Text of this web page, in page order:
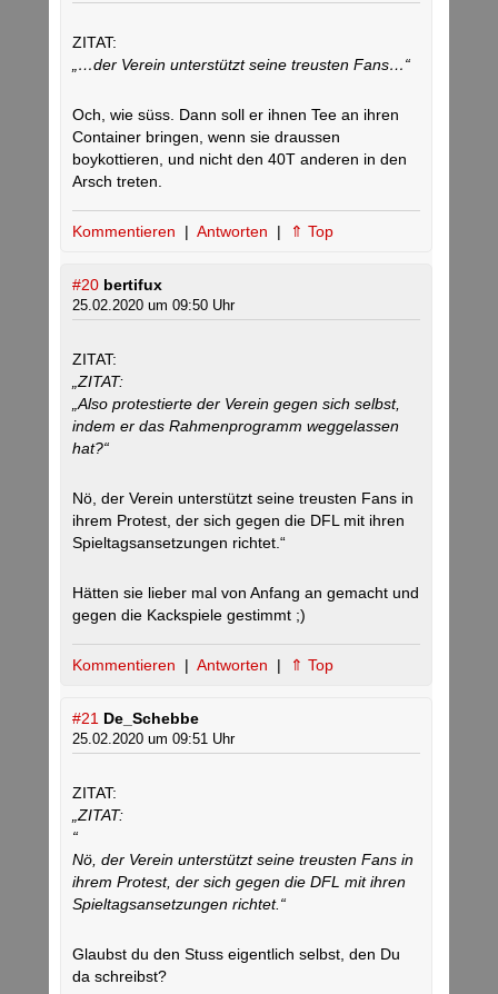
ZITAT:
„…der Verein unterstützt seine treusten Fans…“
Och, wie süss. Dann soll er ihnen Tee an ihren
Container bringen, wenn sie draussen
boykottieren, und nicht den 40T anderen in den
Arsch treten.
Kommentieren | Antworten | ⇑ Top
#20 bertifux
25.02.2020 um 09:50 Uhr
ZITAT:
„ZITAT:
„Also protestierte der Verein gegen sich selbst,
indem er das Rahmenprogramm weggelassen
hat?“
Nö, der Verein unterstützt seine treusten Fans in
ihrem Protest, der sich gegen die DFL mit ihren
Spieltagsansetzungen richtet.“
Hätten sie lieber mal von Anfang an gemacht und
gegen die Kackspiele gestimmt ;)
Kommentieren | Antworten | ⇑ Top
#21 De_Schebbe
25.02.2020 um 09:51 Uhr
ZITAT:
„ZITAT:
“
Nö, der Verein unterstützt seine treusten Fans in
ihrem Protest, der sich gegen die DFL mit ihren
Spieltagsansetzungen richtet.“
Glaubst du den Stuss eigentlich selbst, den Du
da schreibst?